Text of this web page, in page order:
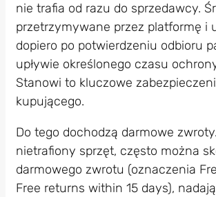
nie trafia od razu do sprzedawcy.
przetrzymywane przez platformę i
dopiero po potwierdzeniu odbioru
upływie określonego czasu
Stanowi to kluczowe
kupującego.
Do tego dochodzą darmowe
nietrafiony sprzęt, często można
darmowego zwrotu (oznaczenia
Free returns within 15 days),